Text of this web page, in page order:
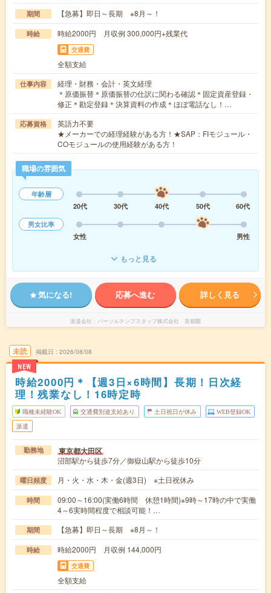
期間 【急募】即日～長期 ※8月～！
時給 時給2000円 月収例 300,000円+残業代
交通費
全額支給
仕事内容
経理・財務・会計・英文経理
＊原価振替＊原価振替の仕訳に関わる確認＊固定資産登録・
修正＊勘定登録＊決算資料の作成＊ほぼ電話なし！…
応募資格
英語力不要
★メーカーでの経理経験がある方！★SAP：FIモジュール・
COモジュールの使用経験がある方！
職場の雰囲気
年齢層
20代
30代 40代 50代
60代
男女比率
女性
男性
もっと見る
気になる! 応募へ進む 詳しく見る
派遣会社 パーソルテンプスタッフ株式会社 首都圏
未読
NEW
掲載日 2026/08/08
時給2000円＊【週3日×6時間】長期！日次経
理！残業なし！16時定時
職種未経験OK 交通費別途支給あり 土日祝日が休み WEB登録OK
派遣
勤務地 東京都大田区
沼部駅から徒歩7分／御嶽山駅から徒歩10分
曜日頻度 月・火・水・木・金(週3日) ※土日祝休み
時間
09:00～16:00(実働6時間 休憩1時間)※9時～17時の中で実働
4～6実時間程度で相談可能！…
期間 【急募】即日～長期 ※8月～！
時給 時給2000円 月収例 144,000円
交通費
全額支給